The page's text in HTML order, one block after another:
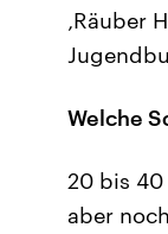
‚Räuber
Welche
20 bis
aber